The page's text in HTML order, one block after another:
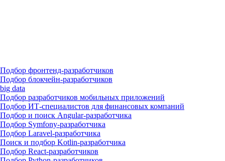
Подбор фронтенд-разработчиков
Подбор блокчейн-разработчиков
big data
Подбор разработчиков мобильных приложений
Подбор ИТ-специалистов для финансовых компаний
Подбор и поиск Angular-разработчика
Подбор Symfony-разработчика
Подбор Laravel-разработчика
Поиск и подбор Kotlin-разработчика
Подбор React-разработчиков